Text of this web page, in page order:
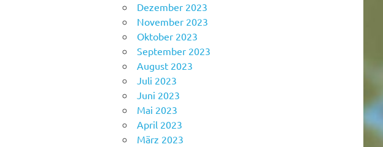
Dezember 2023
November 2023
Oktober 2023
September 2023
August 2023
Juli 2023
Juni 2023
Mai 2023
April 2023
März 2023